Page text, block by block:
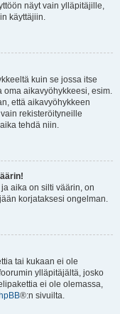
näyt vain ylläpitäjille,
käyttäjiin.
kuin se jossa itse
oma aikavyöhykkeesi, esim.
että aikavyöhykkeen
rekisteröityneille
tehdä niin.
aika on silti väärin, on
korjataksesi ongelman.
tai kukaan ei ole
ylläpitäjältä, josko
ei ole olemassa,
®:n sivuilta.